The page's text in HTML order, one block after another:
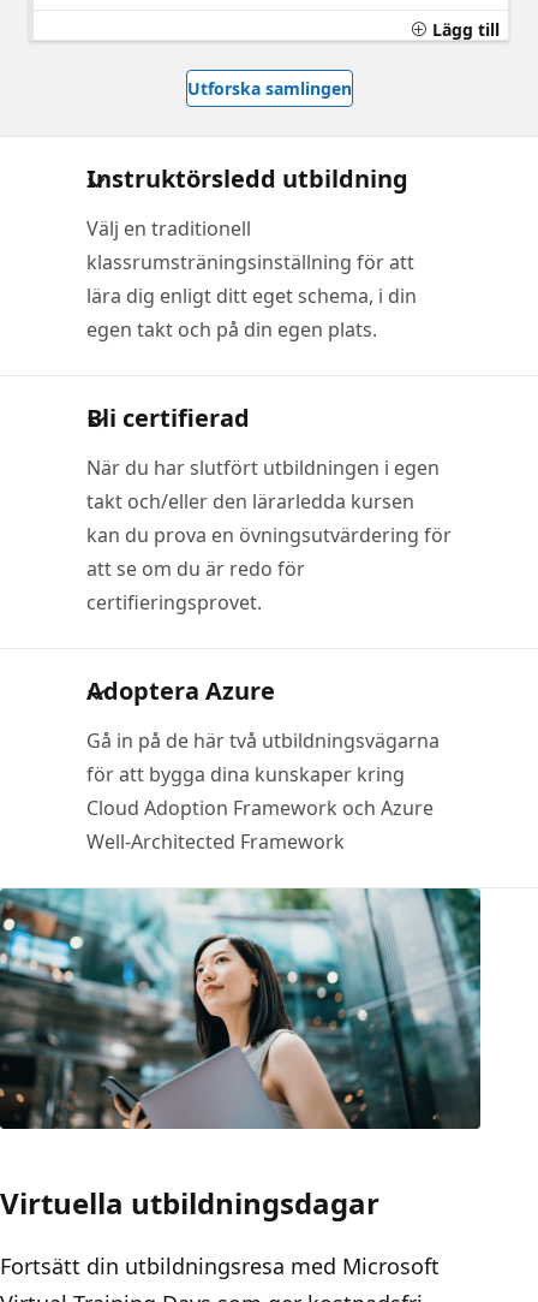
Lägg till
Utforska samlingen
Instruktörsledd utbildning
Välj en traditionell
klassrumsträningsinställning för att
lära dig enligt ditt eget schema, i din
egen takt och på din egen plats.
Bli certifierad
När du har slutfört utbildningen i egen
takt och/eller den lärarledda kursen
kan du prova en övningsutvärdering för
att se om du är redo för
certifieringsprovet.
Adoptera Azure
Gå in på de här två utbildningsvägarna
för att bygga dina kunskaper kring
Cloud Adoption Framework och Azure
Well-Architected Framework
Virtuella utbildningsdagar
Fortsätt din utbildningsresa med Microsoft